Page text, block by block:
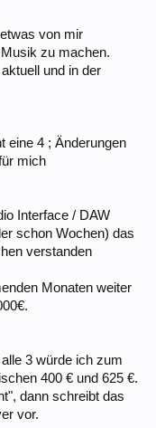
von mir
zu machen.
und in der
eine 4 ; Änderungen
mich
Interface / DAW
schon Wochen) das
verstanden
Monaten weiter
3 würde ich zum
400 € und 625 €.
dann schreibt das
vor.